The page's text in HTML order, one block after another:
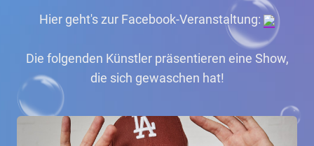
Hier geht's zur Facebook-Veranstaltung:
Die folgenden Künstler präsentieren eine Show,
die sich gewaschen hat!